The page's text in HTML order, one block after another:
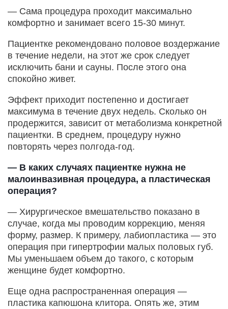
— Сама процедура проходит максимально
комфортно и занимает всего 15-30 минут.
Пациентке рекомендовано половое воздержание
в течение недели, на этот же срок следует
исключить бани и сауны. После этого она
спокойно живет.
Эффект приходит постепенно и достигает
максимума в течение двух недель. Сколько он
продержится, зависит от метаболизма конкретной
пациентки. В среднем, процедуру нужно
повторять через полгода-год.
— В каких случаях пациентке нужна не
малоинвазивная процедура, а пластическая
операция?
— Хирургическое вмешательство показано в
случае, когда мы проводим коррекцию, меняя
форму, размер. К примеру, лабиопластика — это
операция при гипертрофии малых половых губ.
Мы уменьшаем объем до такого, с которым
женщине будет комфортно.
Еще одна распространенная операция —
пластика капюшона клитора. Опять же, этим